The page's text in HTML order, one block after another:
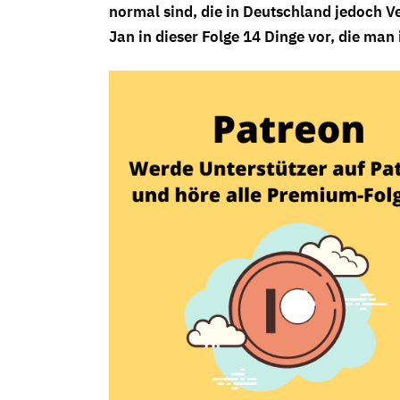
normal sind, die in Deutschland jedoch
Jan in dieser Folge 14 Dinge vor, die